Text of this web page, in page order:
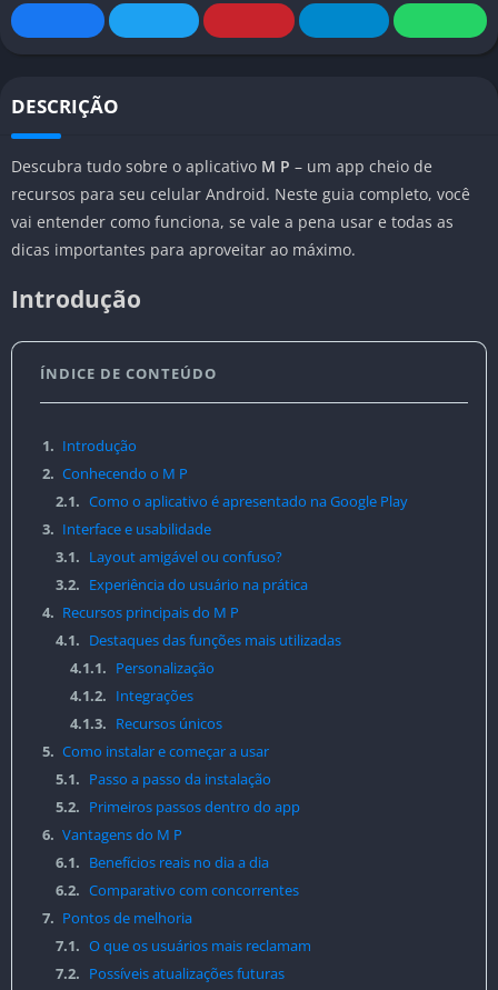
DESCRIÇÃO
Descubra tudo sobre o aplicativo M P – um app cheio de
recursos para seu celular Android. Neste guia completo, você
vai entender como funciona, se vale a pena usar e todas as
dicas importantes para aproveitar ao máximo.
Introdução
ÍNDICE DE CONTEÚDO
1. Introdução
2. Conhecendo o M P
2.1. Como o aplicativo é apresentado na Google Play
3. Interface e usabilidade
3.1. Layout amigável ou confuso?
3.2. Experiência do usuário na prática
4. Recursos principais do M P
4.1. Destaques das funções mais utilizadas
4.1.1. Personalização
4.1.2. Integrações
4.1.3. Recursos únicos
5. Como instalar e começar a usar
5.1. Passo a passo da instalação
5.2. Primeiros passos dentro do app
6. Vantagens do M P
6.1. Benefícios reais no dia a dia
6.2. Comparativo com concorrentes
7. Pontos de melhoria
7.1. O que os usuários mais reclamam
7.2. Possíveis atualizações futuras